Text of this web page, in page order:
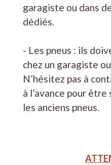
garagiste ou dans
dédiés.
- Les pneus : ils
chez un garagiste
N’hésitez pas à
à l’avance pour être
les anciens pneus.